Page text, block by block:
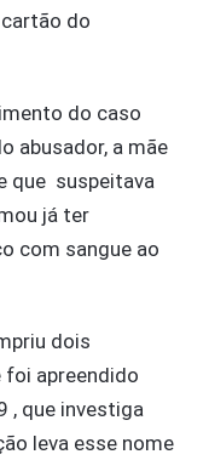
do
do caso
abusador, a mãe
que suspeitava
já ter
com sangue ao
dois
foi apreendido
, que investiga
leva esse nome